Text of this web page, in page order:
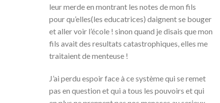
leur merde en montrant les notes de mon fils
pour qu’elles(les educatrices) daignent se bouger
et aller voir l’école ! sinon quand je disais que mon
fils avait des resultats catastrophiques, elles me
traitaient de menteuse !
J’ai perdu espoir face à ce système qui se remet
pas en question et qui a tous les pouvoirs et qui